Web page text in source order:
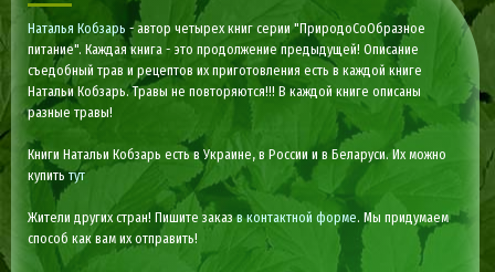
Наталья Кобзарь - автор четырех книг серии "ПриродоСоОбразное
питание". Каждая книга - это продолжение предыдущей! Описание
съедобный трав и рецептов их приготовления есть в каждой книге
Натальи Кобзарь. Травы не повторяются!!! В каждой книге описаны
разные травы!
Книги Натальи Кобзарь есть в Украине, в России и в Беларуси. Их можно
купитьтут
Жители других стран! Пишите заказв контактной форме. Мы придумаем
способ как вам их отправить!